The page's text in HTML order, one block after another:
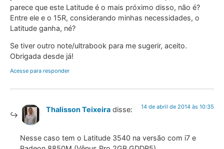
parece que este Latitude é o mais próximo disso, não é?
Entre ele e o 15R, considerando minhas necessidades, o
Latitude ganha, né?
Se tiver outro note/ultrabook para me sugerir, aceito.
Obrigada desde já!
Acesse para responder
Thalisson Teixeira disse: 14 de abril de 2014 às 10:35
Nesse caso tem o Latitude 3540 na versão com i7 e